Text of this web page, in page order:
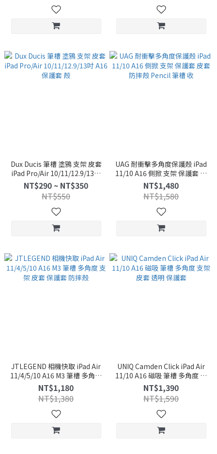
Dux Ducis 筆槽 塗鴉 支架 皮套
iPad Pro/Air 10/11/12.9/13吋
A16 保護套 殼
NT$290 ~ NT$350
NT$550
UAG 耐衝擊多角度保護殼 iPad
11/10 A16 側掀 支架 保護套 皮
套 防摔殼 Pencil 筆槽 收
NT$1,480
NT$1,580
JTLEGEND 相機快取 iPad Air
11/4/5/10 A16 M3 筆槽 多角度
支架 皮套 保護套 防摔殼
NT$1,180
NT$1,380
UNIQ Camden Click iPad Air
11/10 A16 磁吸 筆槽 多角度 支
架 皮套 透明 保護套
NT$1,390
NT$1,590